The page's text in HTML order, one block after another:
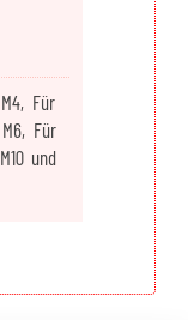
Für
Für
und